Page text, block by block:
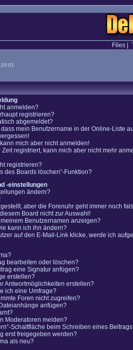
Files|
anmelden?
registrieren?
abgemeldet?
mein Benutzername in der Online-Liste
mich aber nicht anmelden!
Zeit registriert, kann mich aber nicht mehr
registrieren?
des Boards löschen“-Funktion?
-einstellungen
ändern?
aber die Forenuhr geht immer noch
Board nicht zur Auswahl!
Benutzernamen anzeigen?
kann ich ihn ändern?
auf den E-Mail-Link klicke, werde ich
bearbeiten oder löschen?
eine Signatur anfügen?
erstellen?
Antwortmöglichkeiten erstellen?
ich eine Umfrage?
Foren nicht zugreifen?
anfügen?
Moderatoren melden?
Schaltfläche beim Schreiben eines
erst freigegeben werden?
als neu?